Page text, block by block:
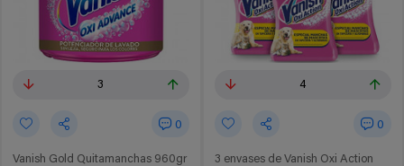
3
0
Vanish Gold Quitamanchas 960gr
4
0
3 envases de Vanish Oxi Action